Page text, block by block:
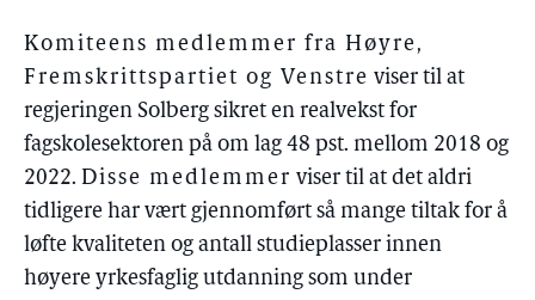
Komiteens medlemmer fra Høyre,
Fremskrittspartiet og Venstre viser til at
regjeringen Solberg sikret en realvekst for
fagskolesektoren på om lag 48 pst. mellom 2018 og
2022. Disse medlemmer viser til at det aldri
tidligere har vært gjennomført så mange tiltak for å
løfte kvaliteten og antall studieplasser innen
høyere yrkesfaglig utdanning som under